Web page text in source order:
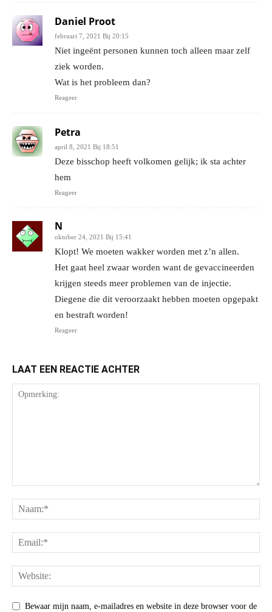
Daniel Proot
februari 7, 2021 Bij 20:15
Niet ingeënt personen kunnen toch alleen maar zelf
ziek worden.
Wat is het probleem dan?
Reageer
Petra
april 8, 2021 Bij 18:51
Deze bisschop heeft volkomen gelijk; ik sta achter
hem
Reageer
N
oktober 24, 2021 Bij 15:41
Klopt! We moeten wakker worden met z’n allen.
Het gaat heel zwaar worden want de gevaccineerden
krijgen steeds meer problemen van de injectie.
Diegene die dit veroorzaakt hebben moeten opgepakt
en bestraft worden!
Reageer
LAAT EEN REACTIE ACHTER
Bewaar mijn naam, e-mailadres en website in deze browser voor de